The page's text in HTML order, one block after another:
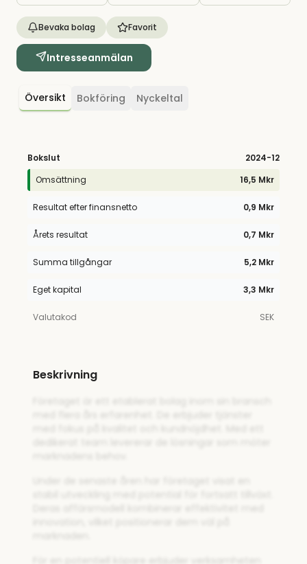
Bevaka bolag Favorit
Intresseanmälan
Översikt Bokföring Nyckeltal
Bokslut 2024-12
Omsättning
16,5 Mkr
Resultat efter finansnetto 0,9 Mkr
Årets resultat 0,7 Mkr
Summa tillgångar 5,2 Mkr
Eget kapital 3,3 Mkr
Valutakod SEK
Beskrivning